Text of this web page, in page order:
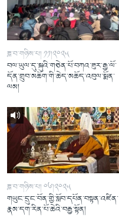
ཟླ་བ་གཉིས་པ། ༡༡།༢༠༢༥
བལ་ཡུལ་དུ་སྐུའི་གཅེན་པོ་བཀའ་ཟུར་རྒྱ་ལོ་
དོན་གྲུབ་མཆོག་གི་ཆེད་མཆོད་འབུལ་སྨོན་
ལམ།
ཟླ་བ་གཉིས་པ། ༠༦།༢༠༢༥
གཡུང་དྲུང་བོན་གྱི་སློབ་དཔོན་བསྟན་འཛིན་
རྣམ་དག་རིན་པོ་ཆེའི་བརྒྱ་སྟོན།